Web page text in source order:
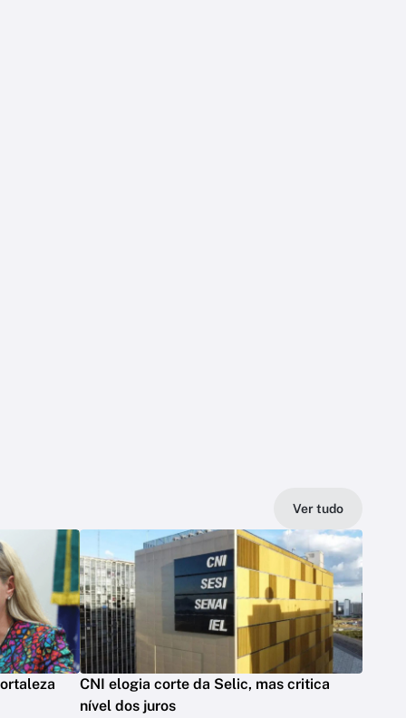
Ver tudo
CNI elogia corte da Selic, mas critica
nível dos juros